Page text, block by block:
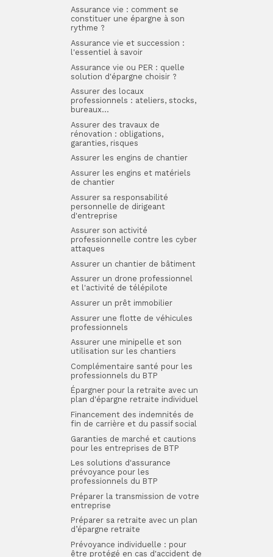
Assurance vie : comment se
constituer une épargne à son
rythme ?
Assurance vie et succession :
l'essentiel à savoir
Assurance vie ou PER : quelle
solution d'épargne choisir ?
Assurer des locaux
professionnels : ateliers, stocks,
bureaux…
Assurer des travaux de
rénovation : obligations,
garanties, risques
Assurer les engins de chantier
Assurer les engins et matériels
de chantier
Assurer sa responsabilité
personnelle de dirigeant
d'entreprise
Assurer son activité
professionnelle contre les cyber
attaques
Assurer un chantier de bâtiment
Assurer un drone professionnel
et l'activité de télépilote
Assurer un prêt immobilier
Assurer une flotte de véhicules
professionnels
Assurer une minipelle et son
utilisation sur les chantiers
Complémentaire santé pour les
professionnels du BTP
Épargner pour la retraite avec un
plan d'épargne retraite individuel
Financement des indemnités de
fin de carrière et du passif social
Garanties de marché et cautions
pour les entreprises de BTP
Les solutions d'assurance
prévoyance pour les
professionnels du BTP
Préparer la transmission de votre
entreprise
Préparer sa retraite avec un plan
d’épargne retraite
Prévoyance individuelle : pour
être protégé en cas d'accident de